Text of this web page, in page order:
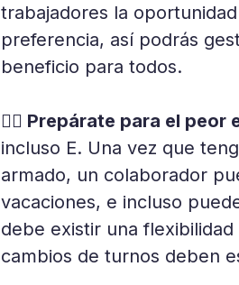
trabajadores la
preferencia, así podrás
beneficio para todos.
👉🏼 Prepárate para el peor
incluso E. Una vez que
armado, un colaborador
vacaciones, e incluso
debe existir una
cambios de turnos deben